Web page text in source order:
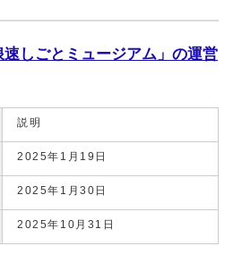
速しごとミュージアム」の運営
説明
2025年1月19日
2025年1月30日
2025年10月31日